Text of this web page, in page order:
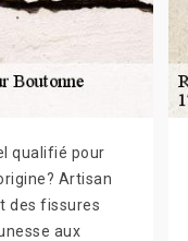
qualifié pour
Artisan
des fissures
aux